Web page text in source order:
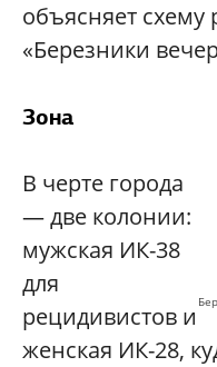
объясняет схему
«Березники
Зона
В черте города
— две колонии:
мужская ИК-38
для
рецидивистов и
женская ИК-28,